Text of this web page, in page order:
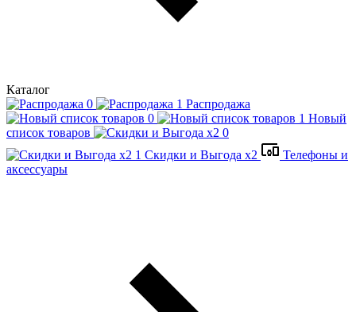
Каталог
Распродажа
Новый
список товаров
Скидки и Выгода x2
Телефоны и
аксессуары